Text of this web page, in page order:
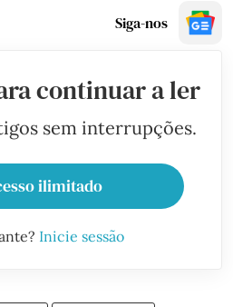
Siga-nos
continuar a ler
sem interrupções.
ilimitado
Inicie sessão